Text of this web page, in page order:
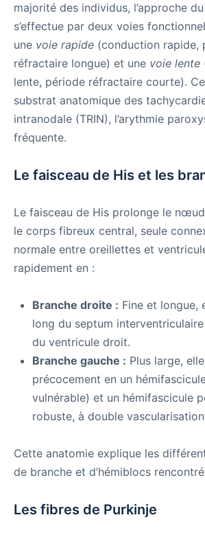
majorité des individus, l’approche
s’effectue par deux voies
une voie rapide (conduction rapide,
réfractaire longue) et une voie lente
lente, période réfractaire courte).
substrat anatomique des
intranodale (TRIN), l’arythmie
fréquente.
Le faisceau de His et les
Le faisceau de His prolonge le
le corps fibreux central, seule
normale entre oreillettes et
rapidement en :
Branche droite : Fine et longue,
long du septum interventriculaire
du ventricule droit.
Branche gauche : Plus large,
précocement en un
vulnérable) et un hémifascicule
robuste, à double
Cette anatomie explique les
de branche et d’hémiblocs
Les fibres de Purkinje